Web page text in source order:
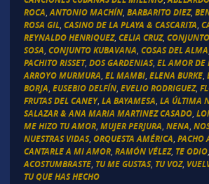
ROCA ANTONIO MACHÍN, BARBARITO DIEZ,
ROSA GIL, CASINO DE LA PLAYA & CASCARITA
REYNALDO HENRIQUEZ, CELIA CRUZ,
SOSA CONJUNTO KUBAVANA COSAS DEL ALMA
PACHITO RISSET, DOS GARDENIAS, EL AMOR
ARROYO MURMURA EL MAMBI, ELENA BURKE,
BORJA EUSEBIO DELFÍN, EVELIO RODRIGUEZ,
FRUTAS DEL CANEY, LA BAYAMESA LA ÚLTIMA
SALAZAR & ANA MARIA MARTINEZ CASADO,
ME HIZO TU AMOR, MUJER PERJURA NENA
NUESTRAS VIDAS, ORQUESTA AMÉRICA PACHO
CANTARLE A MI AMOR, RAMÓN VÉLEZ, TE ODIO,
ACOSTUMBRASTE, TU ME GUSTAS, TU VOZ,
TU QUE HAS HECHO